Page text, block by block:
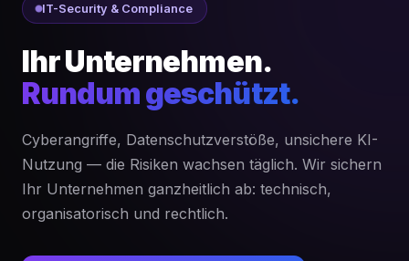
IT-Security & Compliance
Ihr Unternehmen.
Rundum geschützt.
Cyberangriffe, Datenschutzverstöße, unsichere KI-
Nutzung — die Risiken wachsen täglich. Wir sichern
Ihr Unternehmen ganzheitlich ab: technisch,
organisatorisch und rechtlich.